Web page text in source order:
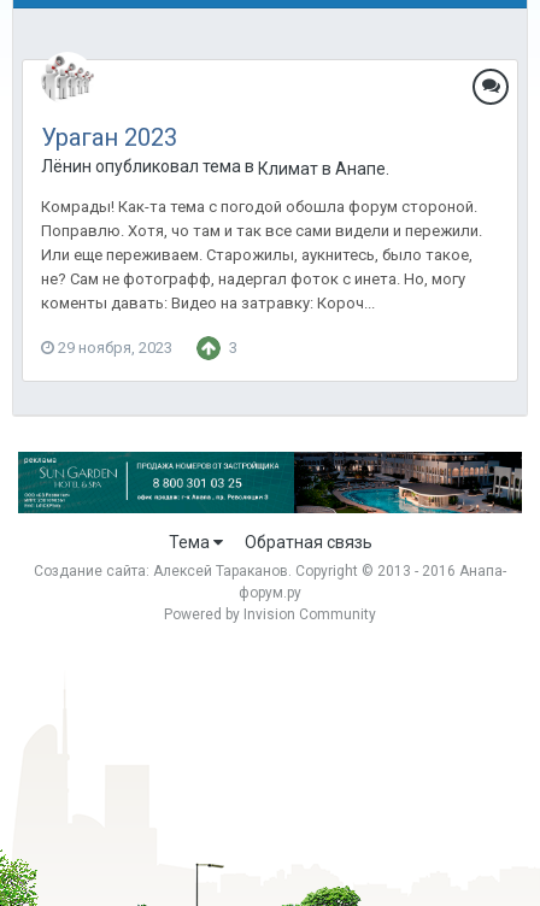
Ураган 2023
Лёнин опубликовал тема в Климат в Анапе.
Комрады! Как-та тема с погодой обошла форум стороной.
Поправлю. Хотя, чо там и так все сами видели и пережили.
Или еще переживаем. Старожилы, аукнитесь, было такое,
не? Сам не фотографф, надергал фоток с инета. Но, могу
коменты давать: Видео на затравку: Короч...
29 ноября, 2023 3
Тема Обратная связь
Создание сайта: Алексей Тараканов. Copyright © 2013 - 2016 Анапа-
форум.ру
Powered by Invision Community